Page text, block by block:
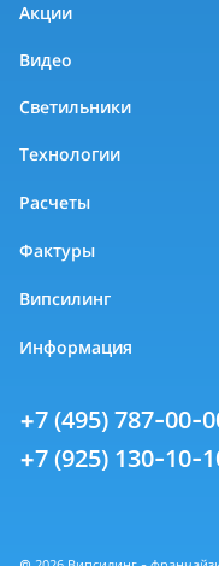
Акции
Видео
Светильники
Технологии
Расчеты
Фактуры
Випсилинг
Информация
+7 (495) 787-00-
+7 (925) 130-10-